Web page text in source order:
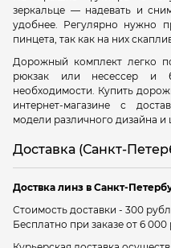
зеркальце — надевать и
удобнее. Регулярно нужно
пинцета, так как на них
Дорожный комплект легко
рюкзак или несессер и
необходимости. Купить
интернет-магазине с
модели различного дизайна и
Доставка (Санкт-
Доствка линз в Санкт-
Стоимость доставки - 300
Бесплатно при заказе от 6 000